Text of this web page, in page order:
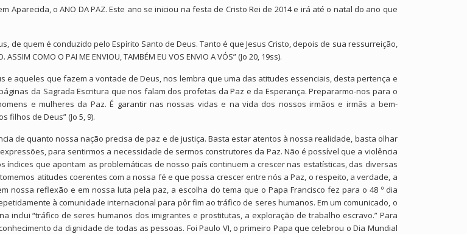
Aparecida, o ANO DA PAZ. Este ano se iniciou na festa de Cristo Rei de 2014 e irá até o natal do ano que
de quem é conduzido pelo Espírito Santo de Deus. Tanto é que Jesus Cristo, depois de sua ressurreição,
COMO O PAI ME ENVIOU, TAMBÉM EU VOS ENVIO A VÓS” (Jo 20, 19ss).
e aqueles que fazem a vontade de Deus, nos lembra que uma das atitudes essenciais, desta pertença e
da Sagrada Escritura que nos falam dos profetas da Paz e da Esperança. Prepararmo-nos para o
e mulheres da Paz. É garantir nas nossas vidas e na vida dos nossos irmãos e irmãs a bem-
de Deus” (Jo 5, 9).
de quanto nossa nação precisa de paz e de justiça. Basta estar atentos à nossa realidade, basta olhar
para sentirmos a necessidade de sermos construtores da Paz. Não é possível que a violência
que apontam as problemáticas de nosso país continuem a crescer nas estatísticas, das diversas
atitudes coerentes com a nossa fé e que possa crescer entre nós a Paz, o respeito, a verdade, a
nossa reflexão e em nossa luta pela paz, a escolha do tema que o Papa Francisco fez para o 48 º dia
à comunidade internacional para pôr fim ao tráfico de seres humanos. Em um comunicado, o
inclui “tráfico de seres humanos dos imigrantes e prostitutas, a exploração de trabalho escravo.” Para
da dignidade de todas as pessoas. Foi Paulo VI, o primeiro Papa que celebrou o Dia Mundial